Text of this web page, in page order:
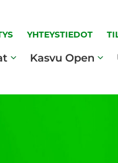
YHTEYSTIEDOT
Kasvu Open